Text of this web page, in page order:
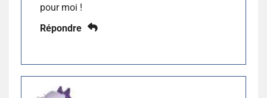
pour moi !
Répondre